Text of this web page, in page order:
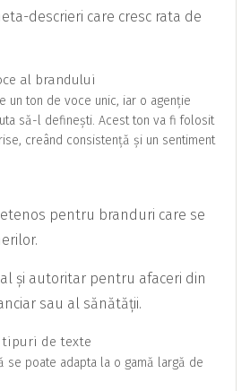
descrieri care cresc rata de
al brandului
un ton de voce unic, iar o agenție
să-l definești. Acest ton va fi folosit
creând consistență și un sentiment
pentru branduri care se
și autoritar pentru afaceri din
sau al sănătății.
tipuri de texte
se poate adapta la o gamă largă de